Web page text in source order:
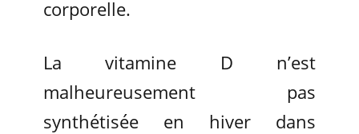
corporelle.
La vitamine D n’est
malheureusement pas
synthétisée en hiver dans